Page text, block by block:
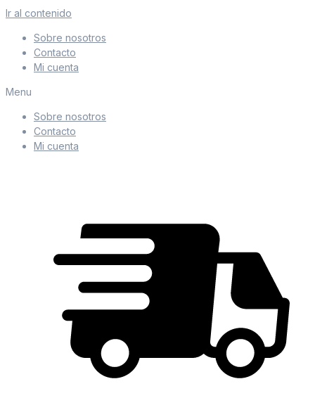
Ir al contenido
Sobre nosotros
Contacto
Mi cuenta
Menu
Sobre nosotros
Contacto
Mi cuenta